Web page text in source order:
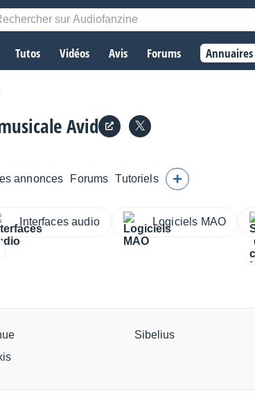
Tutos Vidéos Avis Forums Annuaires
Avid
annonces Forums Tutoriels
Interfaces audio Logiciels MAO
Sibelius